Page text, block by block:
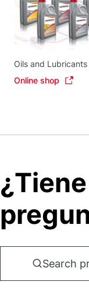
Oils and Lubricants
Online shop
Search